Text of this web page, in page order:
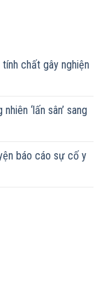
chất gây nghiện
‘lấn sân’ sang
báo cáo sự cố y